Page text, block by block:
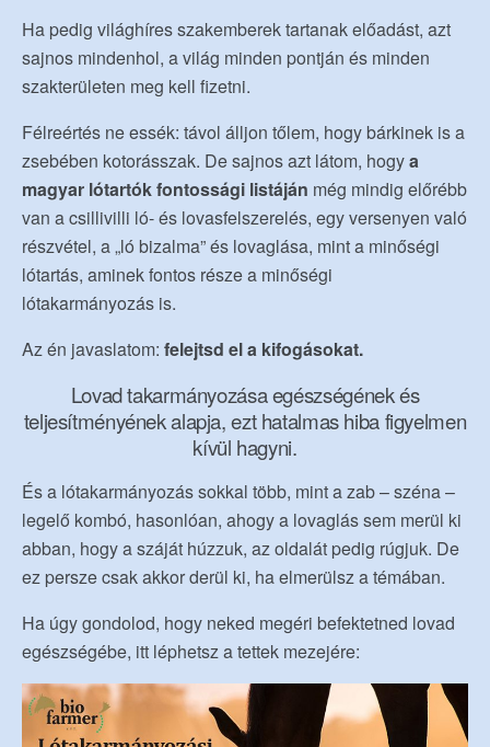
Ha pedig világhíres szakemberek tartanak előadást, azt
sajnos mindenhol, a világ minden pontján és minden
szakterületen meg kell fizetni.
Félreértés ne essék: távol álljon tőlem, hogy bárkinek is a
zsebében kotorásszak. De sajnos azt látom, hogya
magyar lótartók fontossági listáján még mindig előrébb
van a csillivilli ló- és lovasfelszerelés, egy versenyen való
részvétel, a „ló bizalma” és lovaglása, mint a minőségi
lótartás, aminek fontos része a minőségi
lótakarmányozás is.
Az én javaslatom: felejtsd el a kifogásokat.
Lovad takarmányozása egészségének és
teljesítményének alapja, ezt hatalmas hiba figyelmen
kívül hagyni.
És a lótakarmányozás sokkal több, mint a zab – széna –
legelő kombó, hasonlóan, ahogy a lovaglás sem merül ki
abban, hogy a száját húzzuk, az oldalát pedig rúgjuk. De
ez persze csak akkor derül ki, ha elmerülsz a témában.
Ha úgy gondolod, hogy neked megéri befektetned lovad
egészségébe, itt léphetsz a tettek mezejére: